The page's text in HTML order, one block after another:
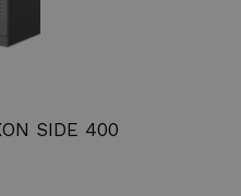
SIDE 400